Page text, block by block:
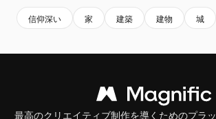
信仰深い 家 建築 建物 城
最高のクリエイティブ制作を導くためのプラ